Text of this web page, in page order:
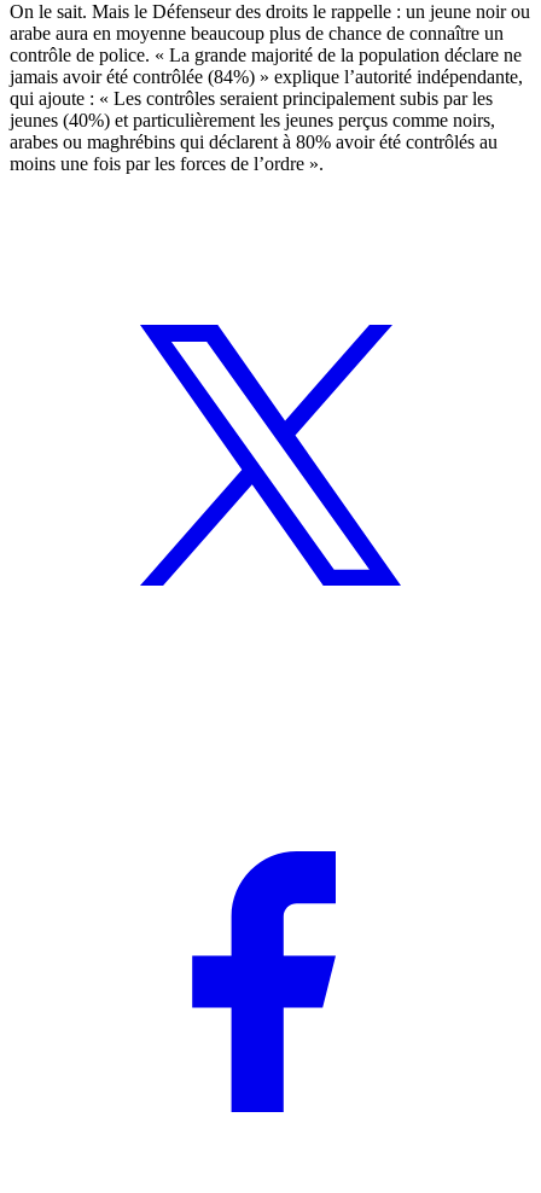
On le sait. Mais le Défenseur des droits le rappelle : un jeune noir ou
arabe aura en moyenne beaucoup plus de chance de connaître un
contrôle de police. « La grande majorité de la population déclare ne
jamais avoir été contrôlée (84%) » explique l’autorité indépendante,
qui ajoute : « Les contrôles seraient principalement subis par les
jeunes (40%) et particulièrement les jeunes perçus comme noirs,
arabes ou maghrébins qui déclarent à 80% avoir été contrôlés au
moins une fois par les forces de l’ordre ».